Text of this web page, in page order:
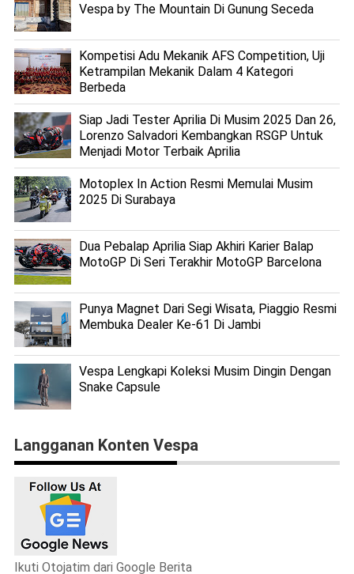
Vespa by The Mountain Di Gunung Seceda
Kompetisi Adu Mekanik AFS Competition, Uji
Ketrampilan Mekanik Dalam 4 Kategori
Berbeda
Siap Jadi Tester Aprilia Di Musim 2025 Dan 26,
Lorenzo Salvadori Kembangkan RSGP Untuk
Menjadi Motor Terbaik Aprilia
Motoplex In Action Resmi Memulai Musim
2025 Di Surabaya
Dua Pebalap Aprilia Siap Akhiri Karier Balap
MotoGP Di Seri Terakhir MotoGP Barcelona
Punya Magnet Dari Segi Wisata, Piaggio Resmi
Membuka Dealer Ke-61 Di Jambi
Vespa Lengkapi Koleksi Musim Dingin Dengan
Snake Capsule
Langganan Konten Vespa
Ikuti Otojatim dari Google Berita